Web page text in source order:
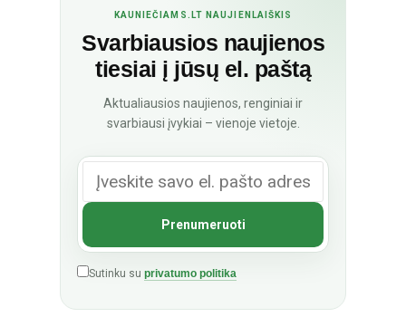
KAUNIEČIAMS.LT NAUJIENLAIŠKIS
Svarbiausios naujienos
tiesiai į jūsų el. paštą
Aktualiausios naujienos, renginiai ir
svarbiausi įvykiai – vienoje vietoje.
Sutinku su privatumo politika